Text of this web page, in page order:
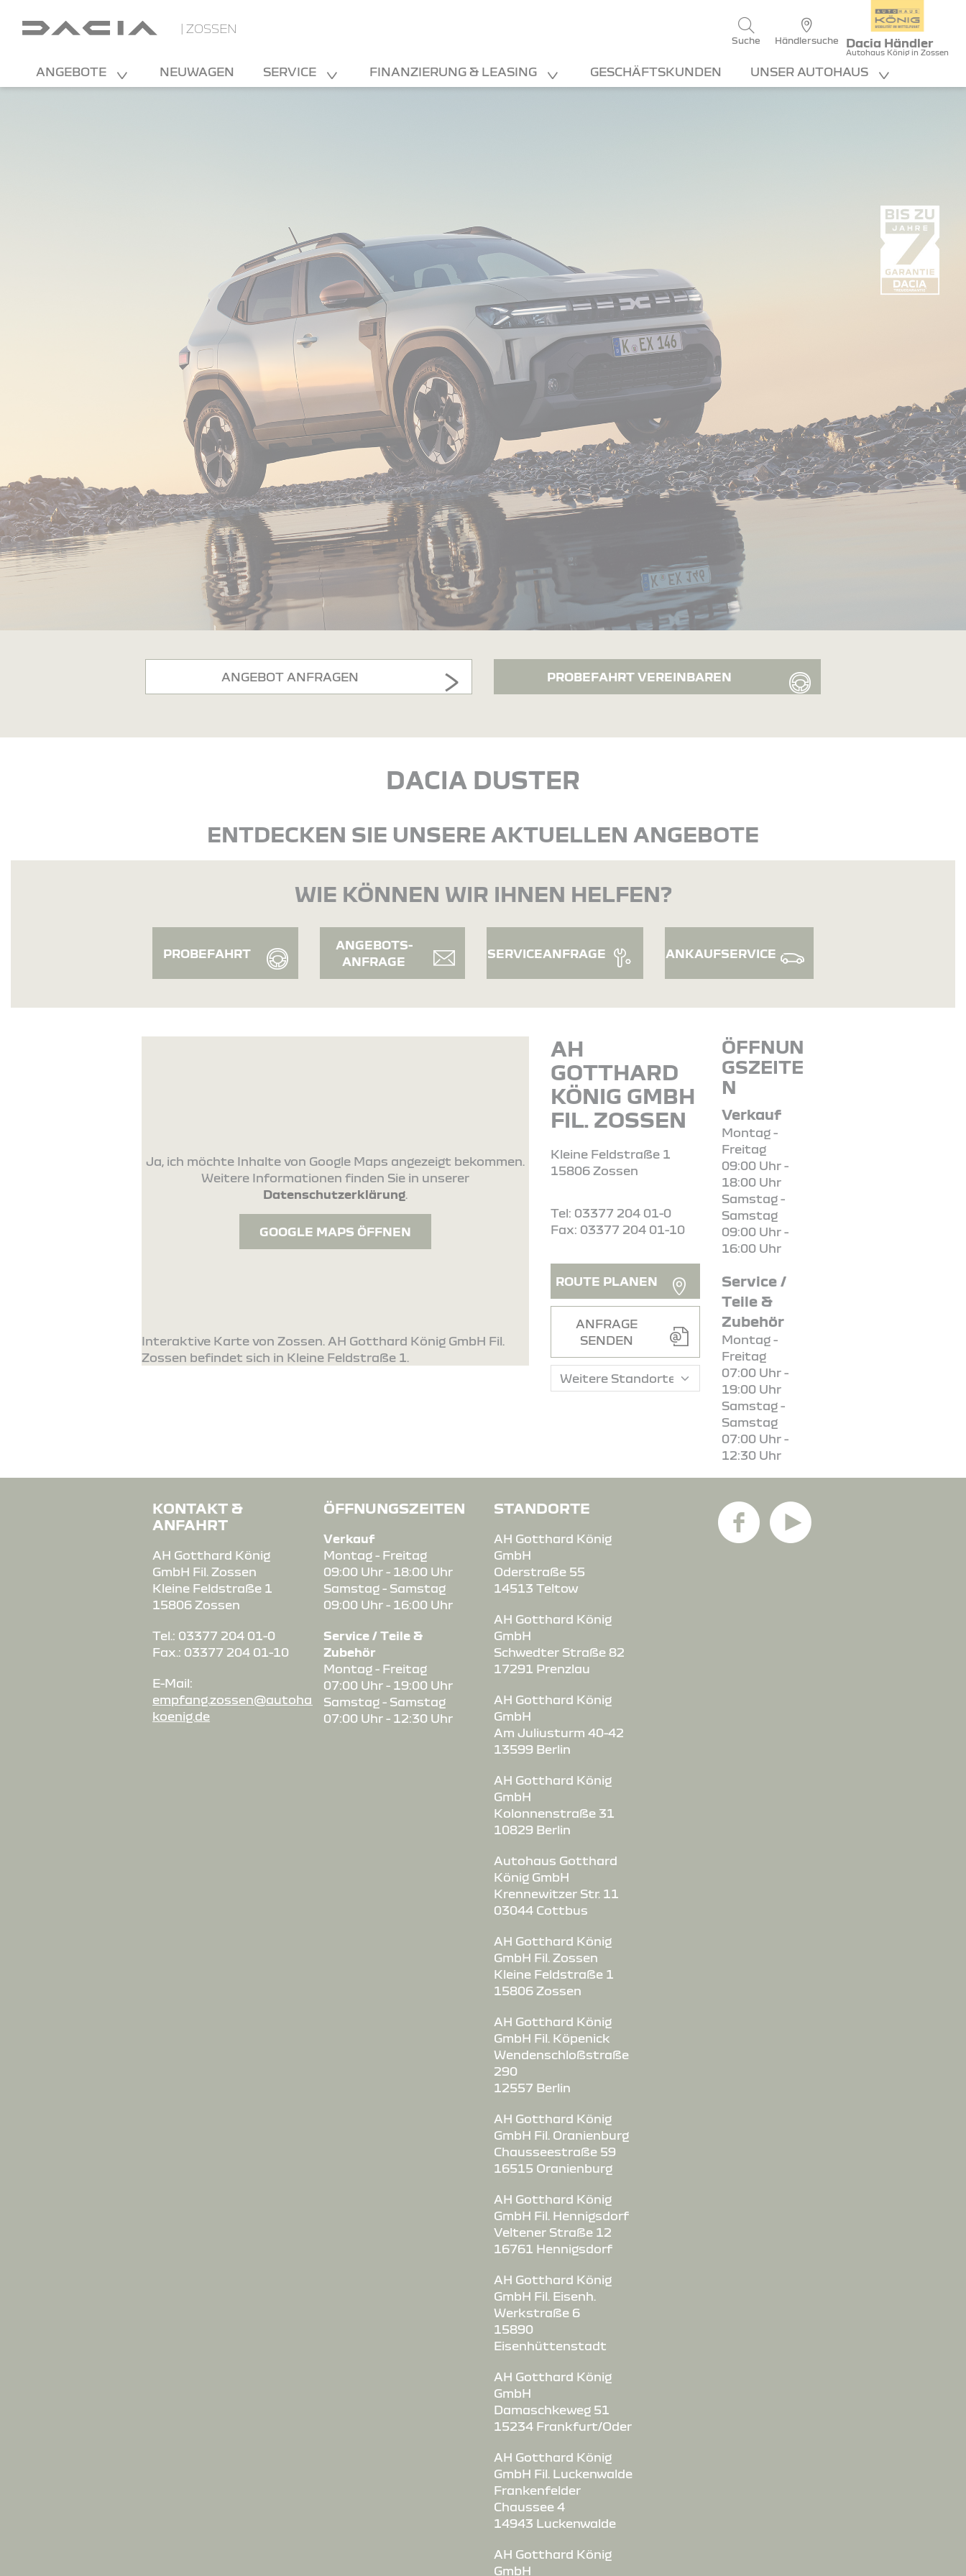
| ZOSSEN
Suche Händlersuche Dacia Händler
Autohaus König in Zossen
ANGEBOTE NEUWAGEN SERVICE FINANZIERUNG & LEASING GESCHÄFTSKUNDEN UNSER AUTOHAUS
ANGEBOT ANFRAGEN PROBEFAHRT VEREINBAREN
DACIA DUSTER
ENTDECKEN SIE UNSERE AKTUELLEN ANGEBOTE
WIE KÖNNEN WIR IHNEN HELFEN?
PROBEFAHRT
ANGEBOTS-
ANFRAGE
SERVICEANFRAGE ANKAUFSERVICE
Ja, ich möchte Inhalte von Google Maps angezeigt bekommen.
Weitere Informationen finden Sie in unserer
Datenschutzerklärung.
GOOGLE MAPS ÖFFNEN
Interaktive Karte von Zossen. AH Gotthard König GmbH Fil.
Zossen befindet sich in Kleine Feldstraße 1.
AH
GOTTHARD
KÖNIG GMBH
FIL. ZOSSEN
Kleine Feldstraße 1
15806 Zossen
Tel: 03377 204 01-0
Fax: 03377 204 01-10
ROUTE PLANEN
ANFRAGE
SENDEN
ÖFFNUN
GSZEITE
N
Verkauf
Montag -
Freitag
09:00 Uhr -
18:00 Uhr
Samstag -
Samstag
09:00 Uhr -
16:00 Uhr
Service /
Teile &
Zubehör
Montag -
Freitag
07:00 Uhr -
19:00 Uhr
Samstag -
Samstag
07:00 Uhr -
12:30 Uhr
KONTAKT &
ANFAHRT
AH Gotthard König
GmbH Fil. Zossen
Kleine Feldstraße 1
15806 Zossen
Tel.: 03377 204 01-0
Fax.: 03377 204 01-10
E-Mail:
empfang.zossen@autohaus-
koenig.de
ÖFFNUNGSZEITEN
Verkauf
Montag - Freitag
09:00 Uhr - 18:00 Uhr
Samstag - Samstag
09:00 Uhr - 16:00 Uhr
Service / Teile &
Zubehör
Montag - Freitag
07:00 Uhr - 19:00 Uhr
Samstag - Samstag
07:00 Uhr - 12:30 Uhr
STANDORTE
AH Gotthard König
GmbH
Oderstraße 55
14513 Teltow
AH Gotthard König
GmbH
Schwedter Straße 82
17291 Prenzlau
AH Gotthard König
GmbH
Am Juliusturm 40-42
13599 Berlin
AH Gotthard König
GmbH
Kolonnenstraße 31
10829 Berlin
Autohaus Gotthard
König GmbH
Krennewitzer Str. 11
03044 Cottbus
AH Gotthard König
GmbH Fil. Zossen
Kleine Feldstraße 1
15806 Zossen
AH Gotthard König
GmbH Fil. Köpenick
Wendenschloßstraße
290
12557 Berlin
AH Gotthard König
GmbH Fil. Oranienburg
Chausseestraße 59
16515 Oranienburg
AH Gotthard König
GmbH Fil. Hennigsdorf
Veltener Straße 12
16761 Hennigsdorf
AH Gotthard König
GmbH Fil. Eisenh.
Werkstraße 6
15890
Eisenhüttenstadt
AH Gotthard König
GmbH
Damaschkeweg 51
15234 Frankfurt/Oder
AH Gotthard König
GmbH Fil. Luckenwalde
Frankenfelder
Chaussee 4
14943 Luckenwalde
AH Gotthard König
GmbH